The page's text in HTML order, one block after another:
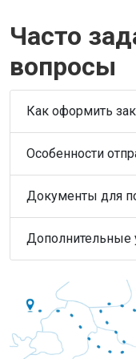
Часто
вопросы
Как оформить
Особенности
Документы для
Дополнительные